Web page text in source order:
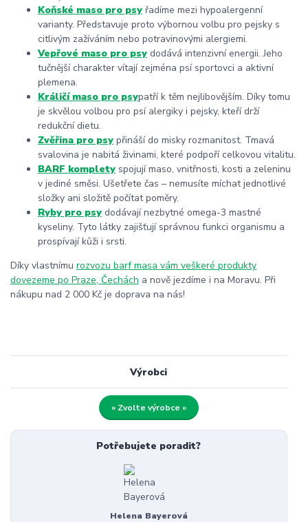
Koňské maso pro psy řadíme mezi hypoalergenní
varianty. Představuje proto výbornou volbu pro pejsky s
citlivým zažíváním nebo potravinovými alergiemi.
Vepřové maso pro psy dodává intenzivní energii. Jeho
tučnější charakter vítají zejména psí sportovci a aktivní
plemena.
Králičí maso pro psypatří k těm nejlibovějším. Díky tomu
je skvělou volbou pro psí alergiky i pejsky, kteří drží
redukční dietu.
Zvěřina pro psy přináší do misky rozmanitost. Tmavá
svalovina je nabitá živinami, které podpoří celkovou vitalitu.
BARF komplety spojují maso, vnitřnosti, kosti a zeleninu
v jediné směsi. Ušetřete čas – nemusíte míchat jednotlivé
složky ani složitě počítat poměry.
Ryby pro psy dodávají nezbytné omega-3 mastné
kyseliny. Tyto látky zajišťují správnou funkci organismu a
prospívají kůži i srsti.
Díky vlastnímu rozvozu barf masa vám veškeré produkty
dovezeme po Praze, Čechách a nově jezdíme i na Moravu. Při
nákupu nad 2 000 Kč je doprava na nás!
Potřebujete poradit?
Helena Bayerová
Výrobci
» Zvolte výrobce «